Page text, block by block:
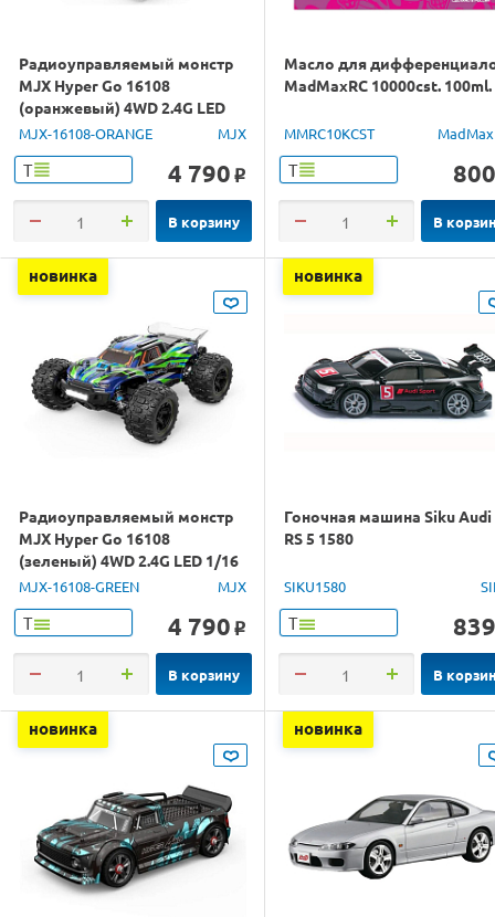
Радиоуправляемый монстр
MJX Hyper Go 16108
(оранжевый) 4WD 2.4G LED
1/16 RTR
MJX-16108-ORANGE MJX
Т 4 790 o
В корзину
Масло для
MadMaxRC 10000cst. 100ml.
MMRC10KCST
Т 800
В
новинка
Радиоуправляемый монстр
MJX Hyper Go 16108
(зеленый) 4WD 2.4G LED 1/16
RTR
MJX-16108-GREEN MJX
Т 4 790 o
В корзину
новинка
Гоночная машина Siku Audi
RS 5 1580
SIKU1580
Т 839
В
новинка новинка